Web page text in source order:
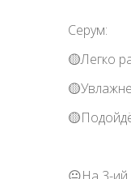
Серум:
🟡Легко